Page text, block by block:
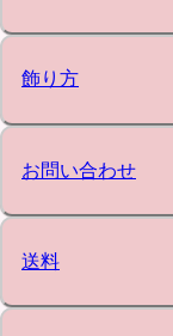
飾り方
お問い合わせ
送料